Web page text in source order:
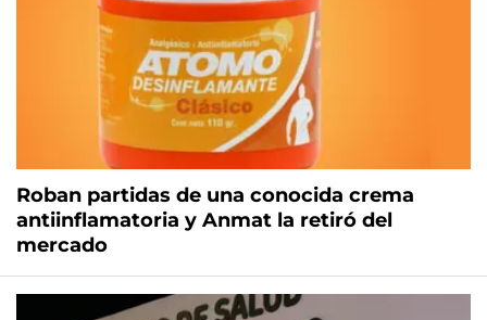
Roban partidas de una conocida crema
antiinflamatoria y Anmat la retiró del
mercado